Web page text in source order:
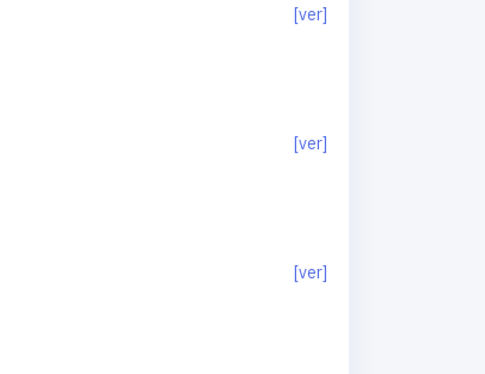
[ver]
[ver]
[ver]